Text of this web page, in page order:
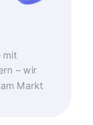
mit
– wir
Markt